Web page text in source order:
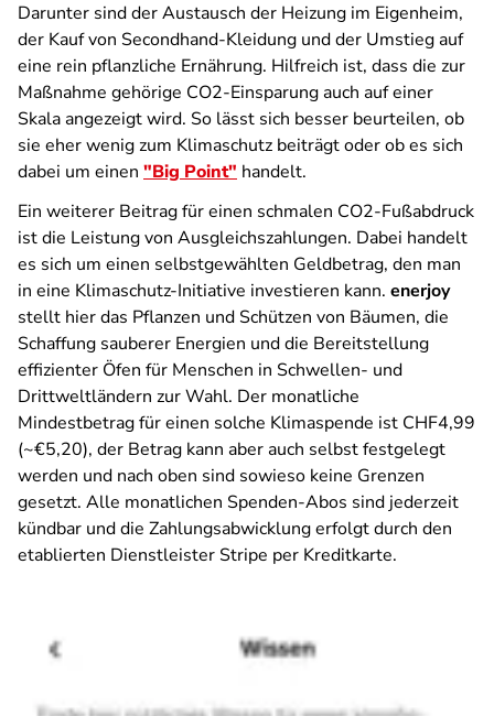
Darunter sind der Austausch der Heizung im Eigenheim,
der Kauf von Secondhand-Kleidung und der Umstieg auf
eine rein pflanzliche Ernährung. Hilfreich ist, dass die zur
Maßnahme gehörige CO2-Einsparung auch auf einer
Skala angezeigt wird. So lässt sich besser beurteilen, ob
sie eher wenig zum Klimaschutz beiträgt oder ob es sich
dabei um einen "Big Point" handelt.
Ein weiterer Beitrag für einen schmalen CO2-Fußabdruck
ist die Leistung von Ausgleichszahlungen. Dabei handelt
es sich um einen selbstgewählten Geldbetrag, den man
in eine Klimaschutz-Initiative investieren kann. enerjoy
stellt hier das Pflanzen und Schützen von Bäumen, die
Schaffung sauberer Energien und die Bereitstellung
effizienter Öfen für Menschen in Schwellen- und
Drittweltländern zur Wahl. Der monatliche
Mindestbetrag für einen solche Klimaspende ist CHF4,99
(~€5,20), der Betrag kann aber auch selbst festgelegt
werden und nach oben sind sowieso keine Grenzen
gesetzt. Alle monatlichen Spenden-Abos sind jederzeit
kündbar und die Zahlungsabwicklung erfolgt durch den
etablierten Dienstleister Stripe per Kreditkarte.